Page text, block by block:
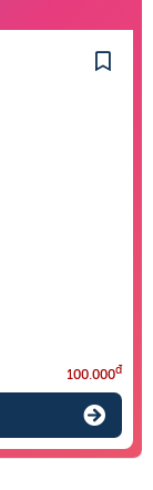
100.000đ